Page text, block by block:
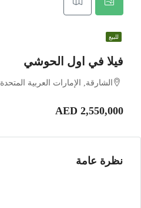
للبيع
فيلا في اول الحوشي
الشارقة, الإمارات العربية المتحدة
AED 2,550,000
نظرة عامة